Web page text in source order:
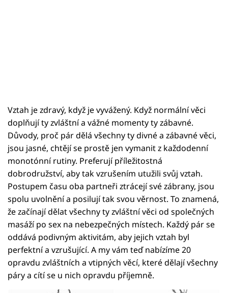
Vztah je zdravý, když je vyvážený. Když normální věci
doplňují ty zvláštní a vážné momenty ty zábavné.
Důvody, proč pár dělá všechny ty divné a zábavné věci,
jsou jasné, chtějí se prostě jen vymanit z každodenní
monotónní rutiny. Preferují příležitostná
dobrodružství, aby tak vzrušením utužili svůj vztah.
Postupem času oba partneři ztrácejí své zábrany, jsou
spolu uvolnění a posilují tak svou věrnost. To znamená,
že začínají dělat všechny ty zvláštní věci od společných
masáží po sex na nebezpečných místech. Každý pár se
oddává podivným aktivitám, aby jejich vztah byl
perfektní a vzrušující. A my vám teď nabízíme 20
opravdu zvláštních a vtipných věcí, které dělají všechny
páry a cítí se u nich opravdu příjemně.